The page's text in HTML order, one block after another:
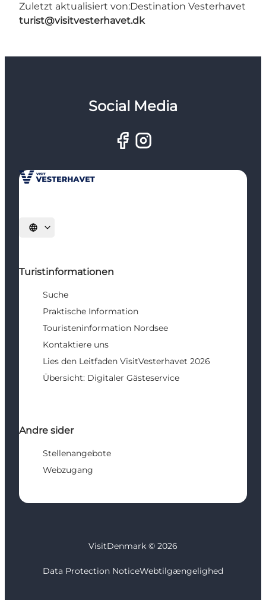
Zuletzt aktualisiert von:Destination Vesterhavet
turist@visitvesterhavet.dk
Social Media
Sprache auswählen
Turistinformationen
Suche
Praktische Information
Touristeninformation Nordsee
Kontaktiere uns
Lies den Leitfaden VisitVesterhavet 2026
Übersicht: Digitaler Gästeservice
Andre sider
Stellenangebote
Webzugang
VisitDenmark © 2026
Data Protection NoticeWebtilgængelighed